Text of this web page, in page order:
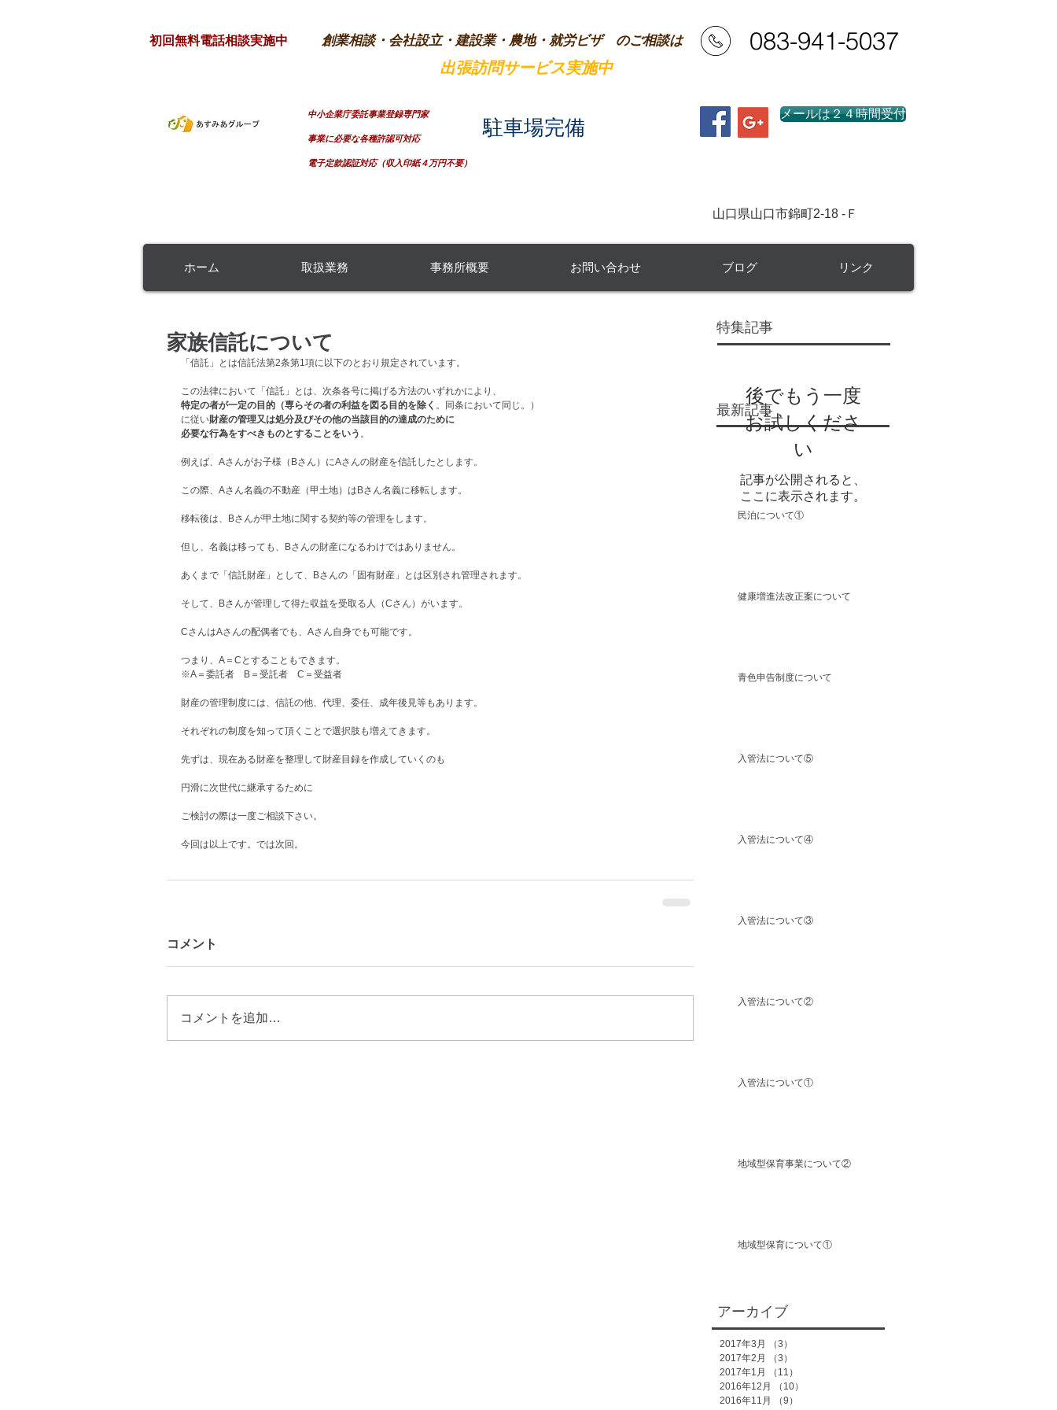
初回無料電話相談実施中 創業相談・会社設立・建設業・農地・就労ビザ のご相談は 083-941-5037
出張訪問サービス実施中！
​駐車場完備
​中小企業庁委託事業登録専門家
事業に必要な各種許認可対応
メールは２４時間受付
電子定款認証対応（収入印紙４万円不要）
山口県山口市錦町2-18 -Ｆ
ホーム 取扱業務 事務所概要 お問い合わせ ブログ リンク
家族信託について
「信託」とは信託法第2条第1項に以下のとおり規定されています。
この法律において「信託」とは、次条各号に掲げる方法のいずれかにより、
特定の者が一定の目的（専らその者の利益を図る目的を除く 。同条において同じ。）
に従い財産の管理又は処分及びその他の当該目的の達成のために
必要な行為をすべきものとすることをいう 。
例えば、Aさんがお子様（Bさん）にAさんの財産を信託したとします。
この際、Aさん名義の不動産（甲土地）はBさん名義に移転します。
移転後は、Bさんが甲土地に関する契約等の管理をします。
但し、名義は移っても、Bさんの財産になるわけではありません。
あくまで「信託財産」として、Bさんの「固有財産」とは区別され管理されます。
そして、Bさんが管理して得た収益を受取る人（Cさん）がいます。
CさんはAさんの配偶者でも、Aさん自身でも可能です。
つまり、A＝Cとすることもできます。
※A＝委託者　B＝受託者　C＝受益者
財産の管理制度には、信託の他、代理、委任、成年後見等もあります。
それぞれの制度を知って頂くことで選択肢も増えてきます。
先ずは、現在ある財産を整理して財産目録を作成していくのも
円滑に次世代に継承するために
ご検討の際は一度ご相談下さい。
今回は以上です。では次回。
コメント
コメントを追加…
特集記事
民泊について①
健康増進法改正案について
青色申告制度について
入管法について⑤
入管法について④
入管法について③
入管法について②
入管法について①
地域型保育事業について②
地域型保育について①
最新記事
後でもう一度
お試しくださ
い
記事が公開されると、
ここに表示されます。
アーカイブ
2017年3月 （3）
2017年2月
（3）
2017年1月
（11）
2016年12月
（10）
2016年11月
（9）